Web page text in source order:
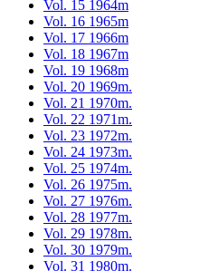
Vol. 15 1964m
Vol. 16 1965m
Vol. 17 1966m
Vol. 18 1967m
Vol. 19 1968m
Vol. 20 1969m.
Vol. 21 1970m.
Vol. 22 1971m.
Vol. 23 1972m.
Vol. 24 1973m.
Vol. 25 1974m.
Vol. 26 1975m.
Vol. 27 1976m.
Vol. 28 1977m.
Vol. 29 1978m.
Vol. 30 1979m.
Vol. 31 1980m.